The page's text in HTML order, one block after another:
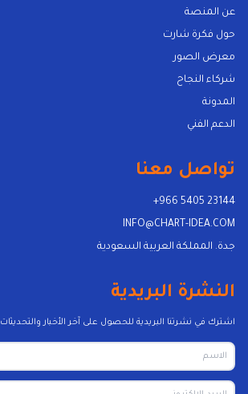
عن المنصة
حول فكرة شارت
معرض الصور
شركاء النجاح
المدونة
الدعم الفني
تواصل معنا
+966 5405 23144
INFO@CHART-IDEA.COM
جدة. المملكة العربية السعودية
النشرة البريدية
اشترك في نشرتنا البريدية للحصول على آخر الأخبار والتحديثات